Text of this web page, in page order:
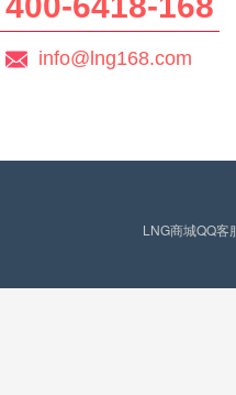
info@lng168.com
LNG商城QQ